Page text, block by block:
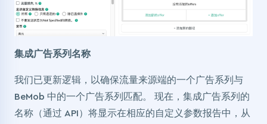
集成广告系列名称
我们已更新逻辑，以确保流量来源端的一个广告系列与
BeMob 中的一个广告系列匹配。 现在，集成广告系列的
名称（通过 API）将显示在相应的自定义参数报告中，从